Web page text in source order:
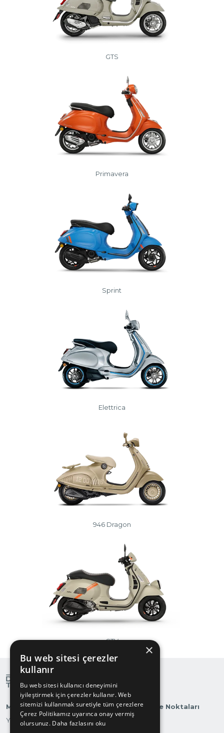
GTS
Primavera
Sprint
Elettrica
946 Dragon
GTV
Markalarımız
Yatırımcı İlişkileri
Otomobilite Noktaları
×
Bu web sitesi çerezler
kullanır
Bu web sitesi kullanıcı deneyimini
iyileştirmek için çerezler kullanır. Web
sitemizi kullanmak suretiyle tüm çerezlere
Çerez Politikamız uyarınca onay vermiş
olursunuz. Daha fazlasını oku